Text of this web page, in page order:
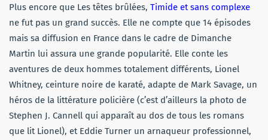
Plus encore que Les têtes brûlées, Timide et sans complexe
ne fut pas un grand succès. Elle ne compte que 14 épisodes
mais sa diffusion en France dans le cadre de Dimanche
Martin lui assura une grande popularité. Elle conte les
aventures de deux hommes totalement différents, Lionel
Whitney, ceinture noire de karaté, adapte de Mark Savage, un
héros de la littérature policière (c’est d’ailleurs la photo de
Stephen J. Cannell qui apparaît au dos de tous les romans
que lit Lionel), et Eddie Turner un arnaqueur professionnel,